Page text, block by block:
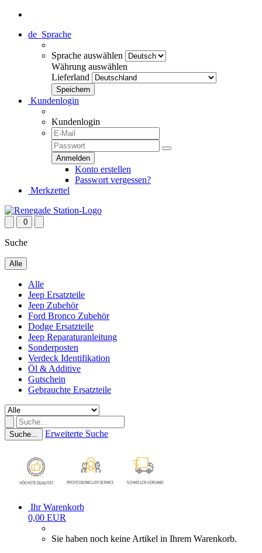
de Sprache
Sprache auswählen
Währung auswählen
Lieferland
Kundenlogin
Kundenlogin
Konto erstellen
Passwort vergessen?
Merkzettel
0
Suche
Alle
Alle
Jeep Ersatzteile
Jeep Zubehör
Ford Bronco Zubehör
Dodge Ersatzteile
Jeep Reparaturanleitung
Sonderposten
Verdeck Identifikation
Öl & Additive
Gutschein
Gebrauchte Ersatzteile
Suche... Erweiterte Suche
Ihr Warenkorb
0,00 EUR
Sie haben noch keine Artikel in Ihrem Warenkorb.